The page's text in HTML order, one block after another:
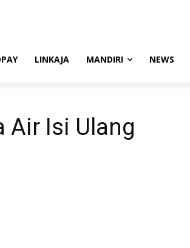
LINKAJA MANDIRI NEWS
Air Isi Ulang